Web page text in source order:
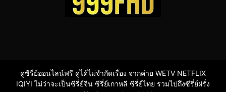
ดูซีรี่ย์ออนไลน์ฟรี ดูได้ไม่จำกัดเรื่อง จากค่าย WETV NETFLIX
IQIYI ไม่ว่าจะเป็นซีรี่ย์จีน ซีรี่ย์เกาหลี ซีรี่ย์ไทย รวมไปถึงซีรี่ย์ฝรั่ง